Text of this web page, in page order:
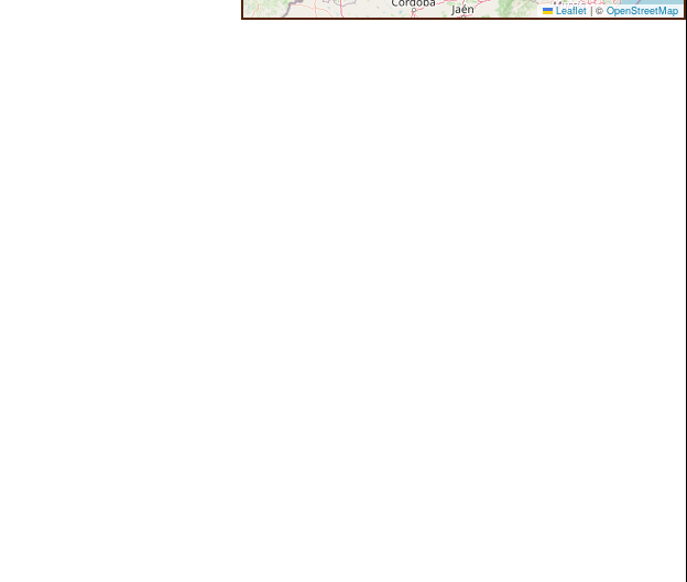
Leaflet | © OpenStreetMap